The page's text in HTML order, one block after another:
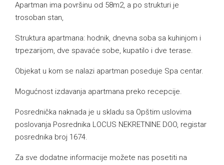
Apartman ima površinu od 58m2, a po strukturi je
trosoban stan,
Struktura apartmana: hodnik, dnevna soba sa kuhinjom i
trpezarijom, dve spavaće sobe, kupatilo i dve terase.
Objekat u kom se nalazi apartman poseduje Spa centar.
Mogućnost izdavanja apartmana preko recepcije.
Posrednička naknada je u skladu sa Opštim uslovima
poslovanja Posrednika LOCUS NEKRETNINE DOO, registar
posrednika broj 1674.
Za sve dodatne informacije možete nas posetiti na